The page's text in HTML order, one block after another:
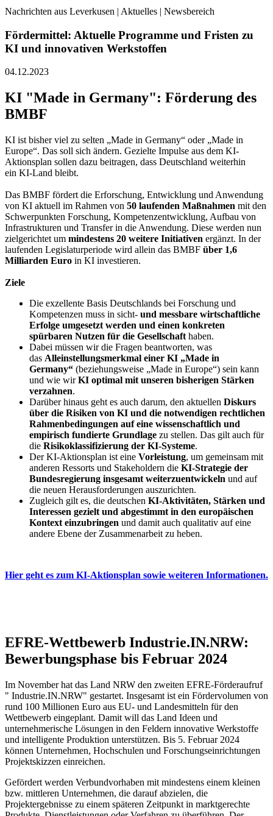
Nachrichten aus Leverkusen | Aktuelles | Newsbereich
Fördermittel: Aktuelle Programme und Fristen zu
KI und innovativen Werkstoffen
04.12.2023
KI "Made in Germany": Förderung des
BMBF
KI ist bisher viel zu selten „Made in Germany“ oder „Made in
Europe“. Das soll sich ändern. Gezielte Impulse aus dem KI-
Aktionsplan sollen dazu beitragen, dass Deutschland weiterhin
ein KI-Land bleibt.
Das BMBF fördert die Erforschung, Entwicklung und Anwendung
von KI aktuell im Rahmen von 50 laufenden Maßnahmen mit den
Schwerpunkten Forschung, Kompetenzentwicklung, Aufbau von
Infrastrukturen und Transfer in die Anwendung. Diese werden nun
zielgerichtet um mindestens 20 weitere Initiativen ergänzt. In der
laufenden Legislaturperiode wird allein das BMBF über 1,6
Milliarden Euro in KI investie­ren.
Ziele
Die exzellente Basis Deutschlands bei Forschung und
Kompetenzen muss in sicht- und messbare wirtschaftliche
Erfolge umgesetzt werden und einen konkreten
spürbaren Nutzen für die Gesellschaft haben.
Dabei müssen wir die Fragen beantworten, was
das Alleinstellungsmerkmal einer KI „Made in
Germany“ (beziehungsweise „Made in Europe“) sein kann
und wie wirKI optimal mit unseren bisherigen Stärken
verzahnen.
Darüber hinaus geht es auch darum, den aktuellen Diskurs
über die Risiken von KI und die notwendigen rechtlichen
Rahmenbedingungen auf eine wissenschaftlich und
empirisch fundierte Grundlage zu stellen. Das gilt auch für
die Risikoklassifizierung der KI-Systeme.
Der KI-Aktionsplan ist eine Vorleistung, um gemeinsam mit
anderen Ressorts und Stakeholdern die KI-Strategie der
Bundesregierung insgesamt weiterzuentwickeln und auf
die neuen Herausforderungen auszurichten.
Zugleich gilt es, die deutschen KI-Aktivitäten, Stärken und
Interessen gezielt und abgestimmt in den europäischen
Kontext einzubringen und damit auch qualitativ auf eine
andere Ebene der Zusammenarbeit zu heben.
Hier geht es zum KI-Aktionsplan sowie weiteren Informationen.
EFRE-Wettbewerb Industrie.IN.NRW:
Bewerbungsphase bis Februar 2024
Im November hat das Land NRW den zweiten EFRE-Förderaufruf
" Industrie.IN.NRW" gestartet. Insgesamt ist ein Fördervolumen von
rund 100 Millionen Euro aus EU- und Landesmitteln für den
Wettbewerb eingeplant. Damit will das Land Ideen und
unternehmerische Lösungen in den Feldern innovative Werkstoffe
und intelligente Produktion unterstützen. Bis 5. Februar 2024
können Unternehmen, Hochschulen und Forschungseinrichtungen
Projektskizzen einreichen.
Gefördert werden Verbundvorhaben mit mindestens einem kleinen
bzw. mittleren Unternehmen, die darauf abzielen, die
Projektergebnisse zu einem späteren Zeitpunkt in marktgerechte